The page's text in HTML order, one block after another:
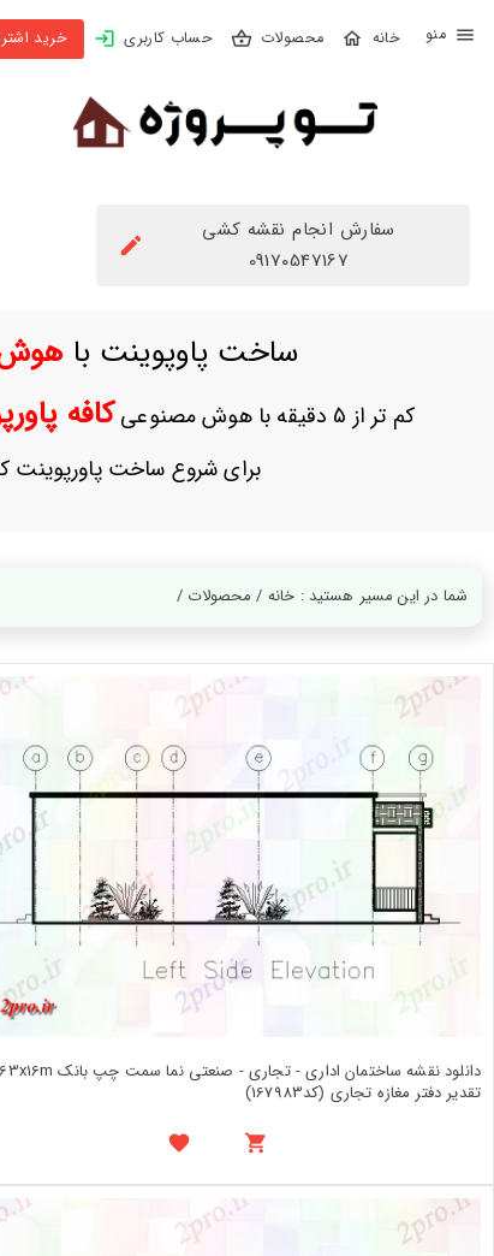
محصولات حساب کاربری خرید اشتراک
بستن
محصولات
حساب
ثبت
نام
عبور
علاقه
ها
سفارش انجام نقشه کشی
09170547167
ساخت پاوپوینت با
کم تر از 5 دقیقه با هوش مصنوعی کافه
برای شروع ساخت پاورپوینت
شما در این مسیر هستید : خانه / محصولات /
دانلود نقشه ساختمان اداری - تجاری - صنعتی نما سمت چپ بانک 63x16m
تقدیر دفتر مغازه تجاری (کد167983)